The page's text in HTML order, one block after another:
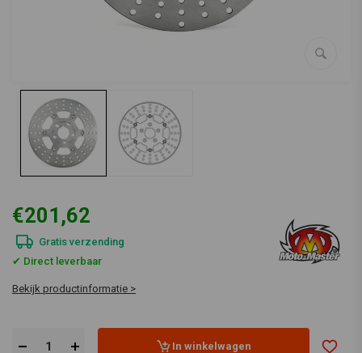
€201,62
Gratis verzending
✔ Direct leverbaar
Bekijk productinformatie >
In winkelwagen